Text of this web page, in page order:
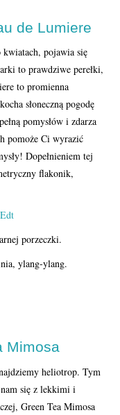
de Lumiere
pojawia się
to prawdziwe perełki,
to promienna
słoneczną pogodę
pomysłów i zdarza
pomoże Ci wyrazić
Dopełnieniem tej
flakonik,
porzeczki.
ylang-ylang.
Mimosa
heliotrop. Tym
się z lekkimi i
Green Tea Mimosa